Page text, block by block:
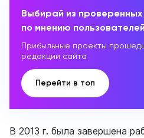
Выбирай из
по мнению пользователей
Прибыльные проекты
редакции сайта
Перейти в топ
В 2013 г. была завершена